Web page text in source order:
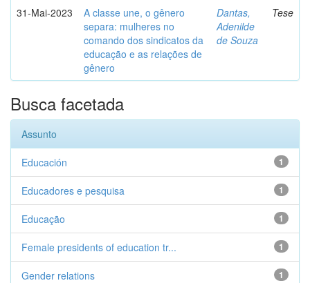
31-Mai-2023
A classe une, o gênero
separa: mulheres no
comando dos sindicatos da
educação e as relações de
gênero
Dantas,
Adenilde
de Souza
Tese
Busca facetada
Assunto
1
Educación
1
Educadores e pesquisa
1
Educação
1
Female presidents of education tr...
1
Gender relations